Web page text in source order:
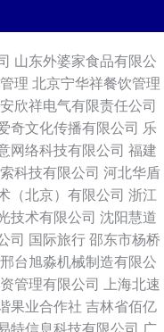
山东外婆家食品有限公
理 北京宁华祥餐饮管理
欣祥电气有限责任公司
奇文化传播有限公司 乐
网络科技有限公司 福建
科技有限公司 河北华盾
（北京）有限公司 浙江
技术有限公司 沈阳慧道
司 国际旅行 邵东市杨桥
邢台旭淼机械制造有限公
管理有限公司
上海北速
果业合作社 吉林省佰亿
特信息科技有限公司 广